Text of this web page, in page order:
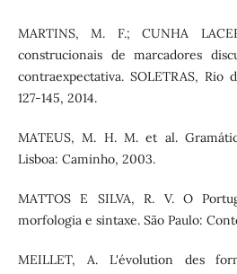
MARTINS, M. F.; CUNHA
construcionais de marcadores
contraexpectativa. SOLETRAS,
127-145, 2014.
MATEUS, M. H. M. et al.
Lisboa: Caminho, 2003.
MATTOS E SILVA, R. V. O
morfologia e sintaxe. São Paulo:
MEILLET, A. L'évolution des